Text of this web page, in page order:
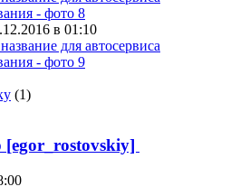
в 01:10
(1)